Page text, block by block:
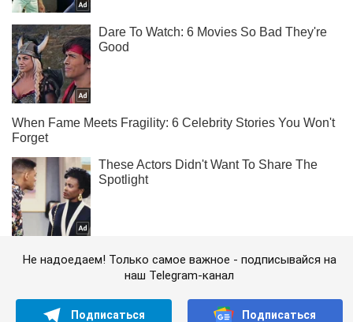
Не надоедаем! Только самое важное - подписывайся на
наш Telegram-канал
Подписаться Подписаться